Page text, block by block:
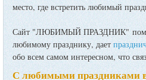
место, где встретить любимый
Сайт "ЛЮБИМЫЙ ПРАЗДНИК"
любимому празднику, дает
обо всем самом интересном, что
С любимыми праздниками